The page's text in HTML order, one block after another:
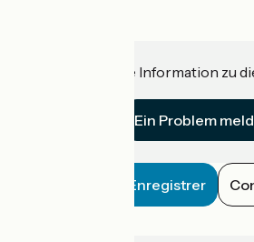
Haben Sie eine Information zu
Ein Problem
Enregistrer